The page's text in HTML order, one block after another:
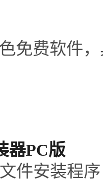
免费软件
器PC版
件安装程序